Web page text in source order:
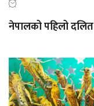
नेपालको पहिलो दलित